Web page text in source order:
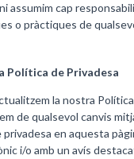
assumim cap
o pràctiques de
Política de Privadesa
la nostra
de qualsevol canvis
privadesa en aquesta
i/o amb un avís